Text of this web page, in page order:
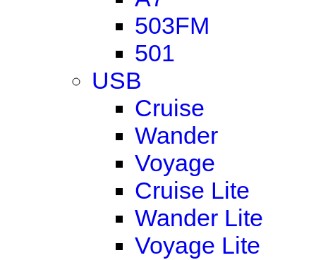
503FM
501
USB
Cruise
Wander
Voyage
Cruise Lite
Wander Lite
Voyage Lite